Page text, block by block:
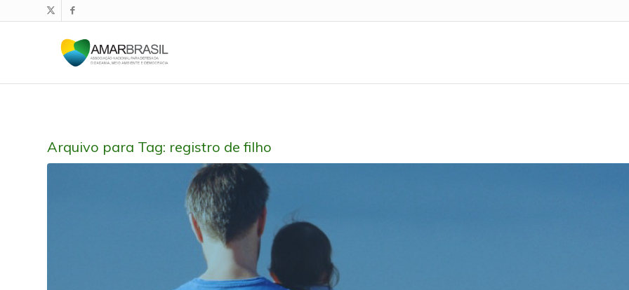
Arquivo para Tag: registro de filho